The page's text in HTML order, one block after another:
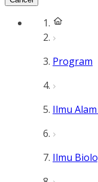
Program
Ilmu
Ilmu